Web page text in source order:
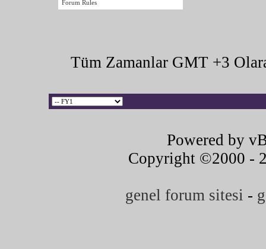
Forum Rules
Tüm Zamanlar GMT +3
Powered by
Copyright ©2000 -
genel forum sitesi -